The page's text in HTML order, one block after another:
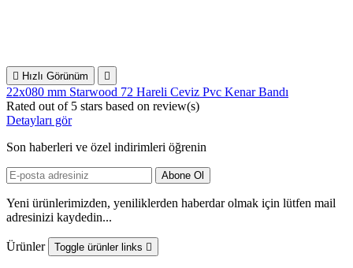
 Hızlı Görünüm 
22x080 mm Starwood 72 Hareli Ceviz Pvc Kenar Bandı
Rated out of 5 stars based on review(s)
Detayları gör
Son haberleri ve özel indirimleri öğrenin
Yeni ürünlerimizden, yeniliklerden haberdar olmak için lütfen mail
adresinizi kaydedin...
Ürünler Toggle ürünler links 